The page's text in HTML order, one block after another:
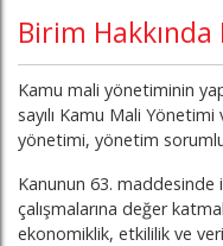
Birim Hakkında
Kamu mali yönetiminin
sayılı Kamu Mali
yönetimi, yönetim
Kanunun 63.
çalışmalarına değer
ekonomiklik, etkililik ve